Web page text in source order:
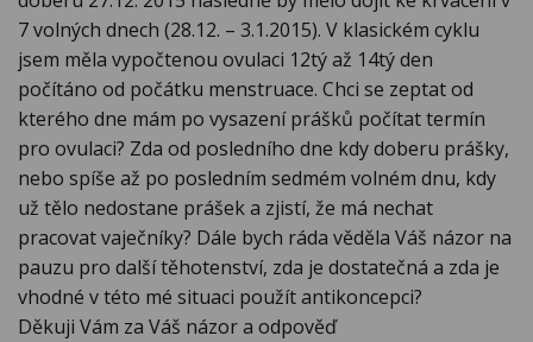
7 volných dnech (28.12. – 3.1.2015). V klasickém cyklu
jsem měla vypočtenou ovulaci 12tý až 14tý den
počítáno od počátku menstruace. Chci se zeptat od
kterého dne mám po vysazení prášků počítat termín
pro ovulaci? Zda od posledního dne kdy doberu prášky,
nebo spíše až po posledním sedmém volném dnu, kdy
už tělo nedostane prášek a zjistí, že má nechat
pracovat vaječníky? Dále bych ráda věděla Váš názor na
pauzu pro další těhotenství, zda je dostatečná a zda je
vhodné v této mé situaci použít antikoncepci?
Děkuji Vám za Váš názor a odpověď